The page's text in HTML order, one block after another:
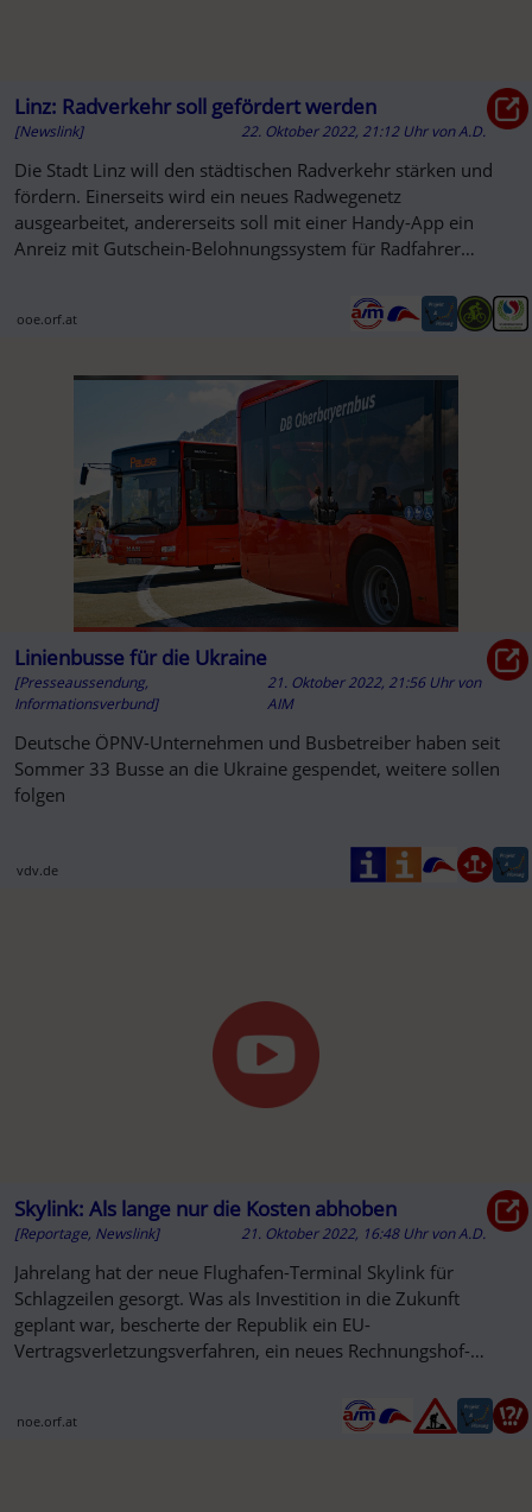
Linz: Radverkehr soll gefördert werden
[Newslink] 22. Oktober 2022, 21:12 Uhr vonA.D.
Die Stadt Linz will den städtischen Radverkehr stärken und
fördern. Einerseits wird ein neues Radwegenetz
ausgearbeitet, andererseits soll mit einer Handy-App ein
Anreiz mit Gutschein-Belohnungssystem für Radfahrer
ooe.orf.at
Linienbusse für die Ukraine
[Presseaussendung,
Informationsverbund]
21. Oktober 2022, 21:56 Uhr von
AIM
Deutsche ÖPNV-Unternehmen und Busbetreiber haben seit
Sommer 33 Busse an die Ukraine gespendet, weitere sollen
folgen
vdv.de
Skylink: Als lange nur die Kosten abhoben
[Reportage, Newslink] 21. Oktober 2022, 16:48 Uhr vonA.D.
Jahrelang hat der neue Flughafen-Terminal Skylink für
Schlagzeilen gesorgt. Was als Investition in die Zukunft
geplant war, bescherte der Republik ein EU-
Vertragsverletzungsverfahren, ein neues Rechnungshof-
noe.orf.at